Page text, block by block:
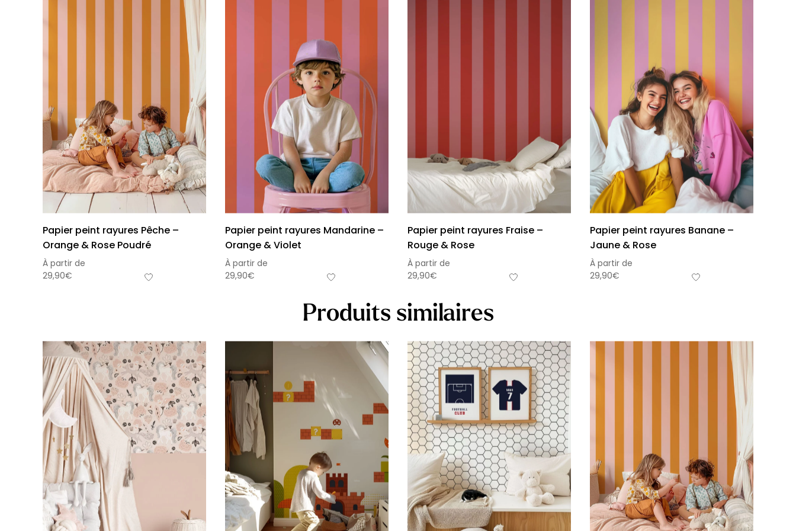
Papier peint rayures Pêche –
Orange & Rose Poudré
À partir de
29,90€
Papier peint rayures Mandarine –
Orange & Violet
À partir de
29,90€
Papier peint rayures Fraise –
Rouge & Rose
À partir de
29,90€
Papier peint rayures Banane –
Jaune & Rose
À partir de
29,90€
Produits similaires